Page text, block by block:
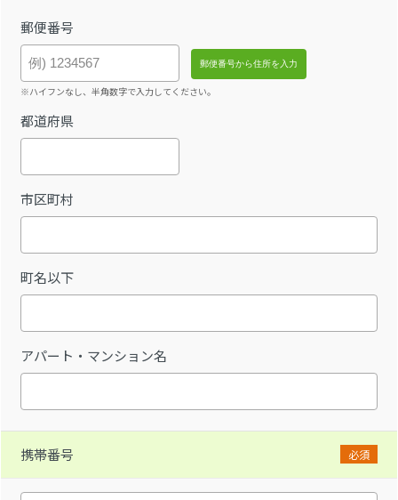
郵便番号
※ハイフンなし、半角数字で入力してください。
都道府県
市区町村
町名以下
アパート・マンション名
携帯番号 必須